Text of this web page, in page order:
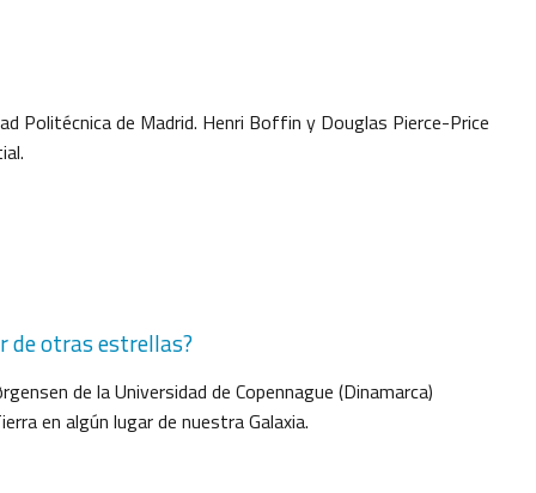
Politécnica de Madrid. Henri Boffin y Douglas Pierce-Price
de otras estrellas?
de la Universidad de Copennague (Dinamarca)
en algún lugar de nuestra Galaxia.